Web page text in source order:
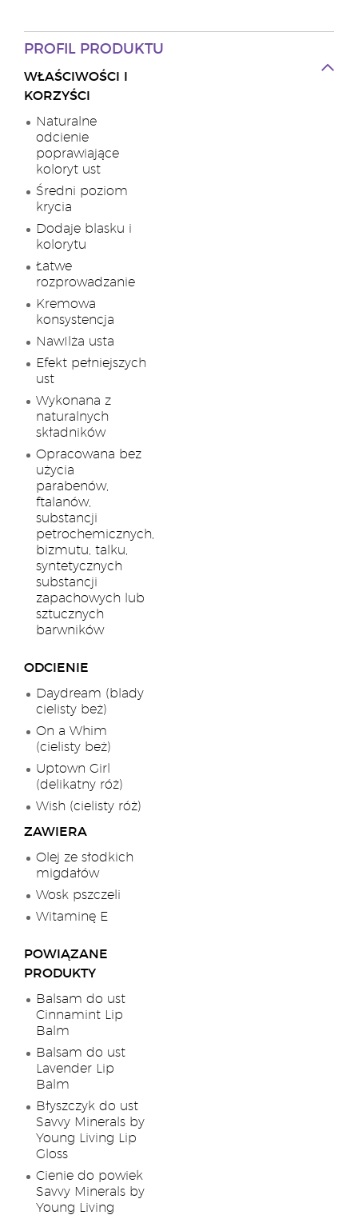
PROFIL PRODUKTU
WŁAŚCIWOŚCI I
KORZYŚCI
Naturalne
odcienie
poprawiające
koloryt ust
Średni poziom
krycia
Dodaje blasku i
kolorytu
Łatwe
rozprowadzanie
Kremowa
konsystencja
NawIlża usta
Efekt pełniejszych
ust
Wykonana z
naturalnych
składników
Opracowana bez
użycia
parabenów,
ftalanów,
substancji
petrochemicznych,
bizmutu, talku,
syntetycznych
substancji
zapachowych lub
sztucznych
barwników
ODCIENIE
Daydream (blady
cielisty beż)
On a Whim
(cielisty beż)
Uptown Girl
(delikatny róż)
Wish (cielisty róż)
ZAWIERA
Olej ze słodkich
migdałów
Wosk pszczeli
Witaminę E
POWIĄZANE
PRODUKTY
Balsam do ust
Cinnamint Lip
Balm
Balsam do ust
Lavender Lip
Balm
Błyszczyk do ust
Savvy Minerals by
Young Living Lip
Gloss
Cienie do powiek
Savvy Minerals by
Young Living